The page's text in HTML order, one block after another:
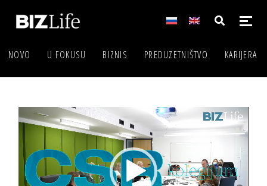
NOVO U FOKUSU BIZNIS PREDUZETNIŠTVO KARIJERA
Video
Player